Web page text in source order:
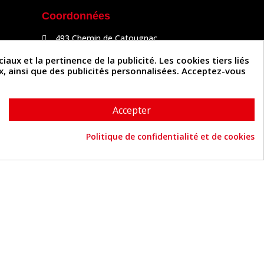
Coordonnées
493 Chemin de Catougnac
05 63 34 51 88
contact@cuirenstock.com
et la pertinence de la publicité. Les cookies tiers liés
que des publicités personnalisées. Acceptez-vous
Accepter
Politique de confidentialité et de cookies